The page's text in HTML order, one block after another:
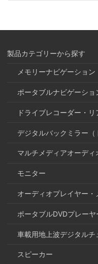
製品カテゴリーから探す
メモリーナビゲーション
ポータブルナビゲーショ
ドライブレコーダー・
デジタルバックミラー（
マルチメディアオーディ
モニター
オーディオプレイヤー・
ポータブルDVDプレーヤ
車載用地上波デジタルチ
スピーカー